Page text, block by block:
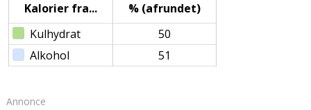
Kalorier fra...
% (afrundet)
Kulhydrat
50
Alkohol
51
Annonce